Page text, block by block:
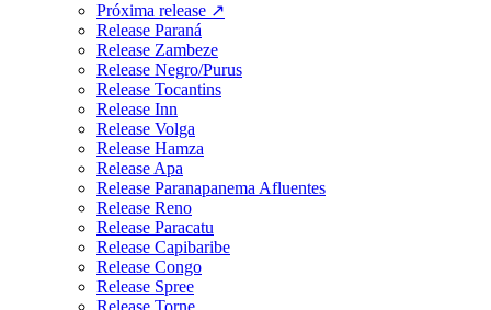
Próxima release ↗
Release Paraná
Release Zambeze
Release Negro/Purus
Release Tocantins
Release Inn
Release Volga
Release Hamza
Release Apa
Release Paranapanema Afluentes
Release Reno
Release Paracatu
Release Capibaribe
Release Congo
Release Spree
Release Torne